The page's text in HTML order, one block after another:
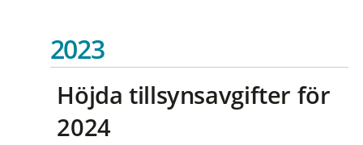
2023
Höjda tillsynsavgifter för
2024